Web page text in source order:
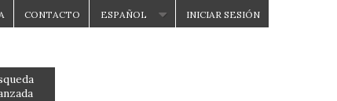
INICIAR SESIÓN
ESPAÑOL
CONTACTO